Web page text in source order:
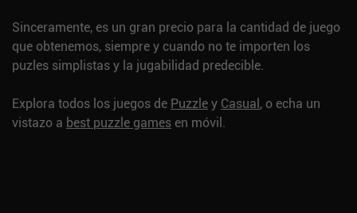
Sinceramente, es un gran precio para la cantidad de juego
que obtenemos, siempre y cuando no te importen los
puzles simplistas y la jugabilidad predecible.
Explora todos los juegos de Puzzley Casual, o echa un
vistazo a best puzzle games en móvil.